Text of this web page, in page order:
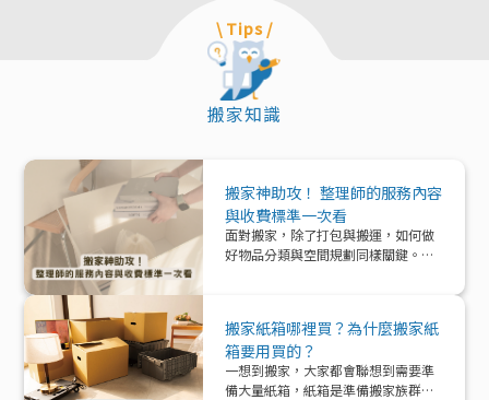
\ Tips /
搬家知識
搬家神助攻！ 整理師的服務內容
與收費標準一次看
面對搬家，除了打包與搬運，如何做
好物品分類與空間規劃同樣關鍵。本
一次解析！
搬家紙箱哪裡買？為什麼搬家紙
箱要用買的？
一想到搬家，大家都會聯想到需要準
備大量紙箱，紙箱是準備搬家族群的